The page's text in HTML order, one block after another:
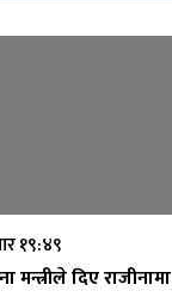
१९:४९
दिए राजीनामा